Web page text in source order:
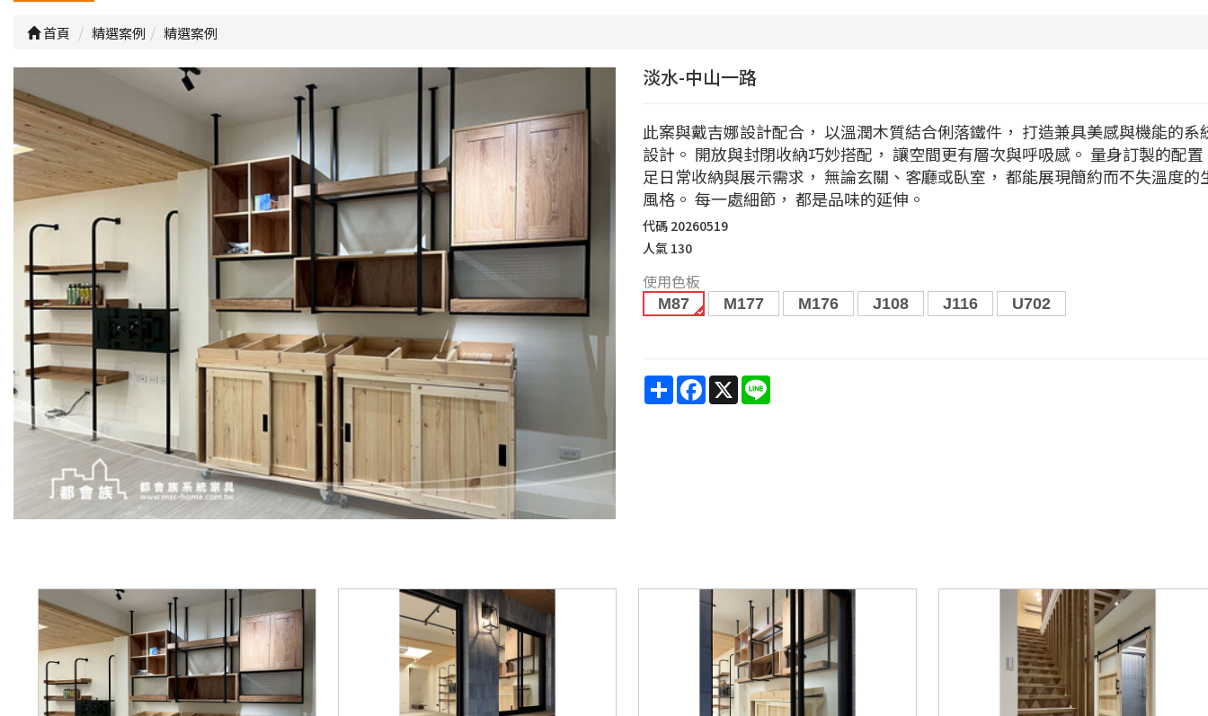
首頁 精選案例 精選案例
淡水-中山一路
此案與戴吉娜設計配合， 以溫潤木質結合俐落鐵件， 打造兼具美感與機能的系
設計。 開放與封閉收納巧妙搭配， 讓空間更有層次與呼吸感。 量身訂製的配置
足日常收納與展示需求， 無論玄關、客廳或臥室， 都能展現簡約而不失溫度的
風格。 每一處細節， 都是品味的延伸。
代碼 20260519
人氣 130
使用色板
M87 M177 M176 J108 J116 U702
ShareFacebook
X